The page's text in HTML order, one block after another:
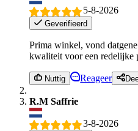
5-8-2026
Geverifieerd
Prima winkel, vond
kwaliteit voor een redelijke
Nuttig Reageer
R.M Saffrie
3-8-2026